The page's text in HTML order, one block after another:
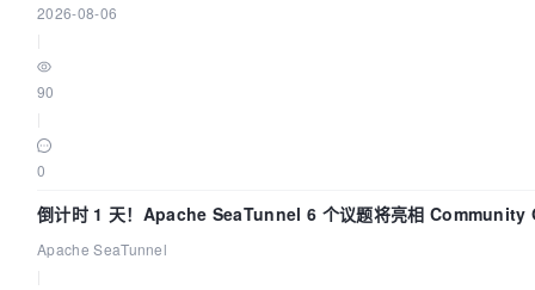
2026-08-06
90
0
倒计时 1 天！Apache SeaTunnel 6 个议题将亮相 Community
Code Asia 2026
Apache SeaTunnel